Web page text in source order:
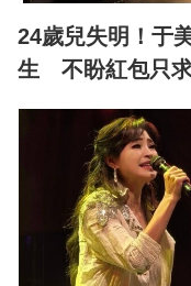
24歲兒失明！于
生 不盼紅包只求